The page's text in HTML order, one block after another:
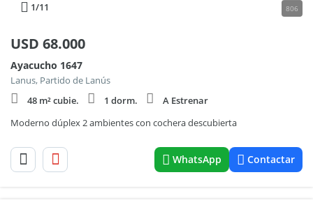
1/11 806
USD 68.000
Ayacucho 1647
Lanus, Partido de Lanús
48 m² cubie.
1 dorm.
A Estrenar
Moderno dúplex 2 ambientes con cochera descubierta
WhatsApp Contactar